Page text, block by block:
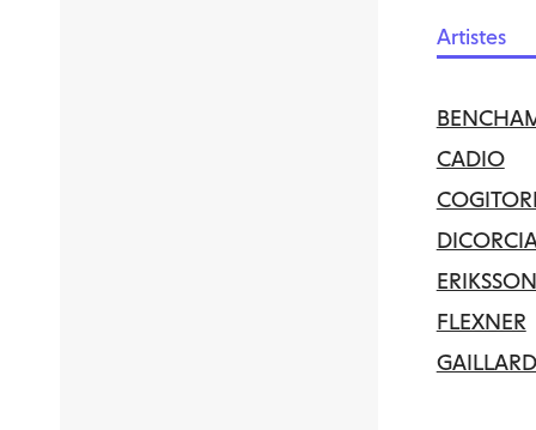
Artistes
CADIO
ERIKSSON
FLEXNER
GAILLARD